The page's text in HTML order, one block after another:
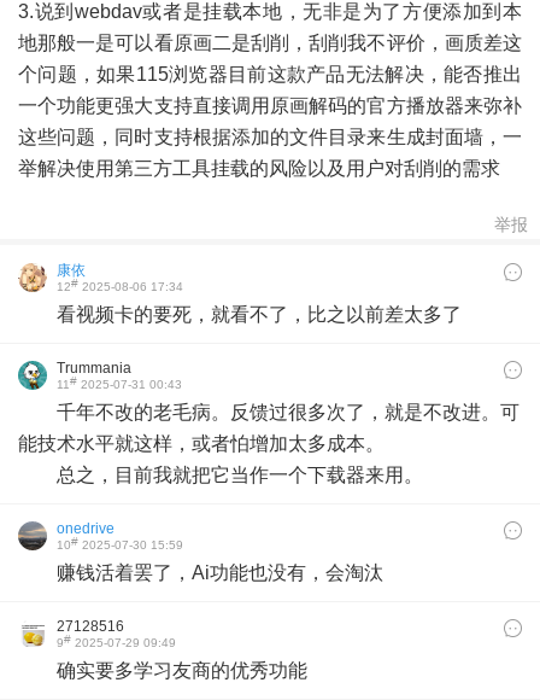
3.说到webdav或者是挂载本地，无非是为了方便添加到本
地那般一是可以看原画二是刮削，刮削我不评价，画质差这
个问题，如果115浏览器目前这款产品无法解决，能否推出
一个功能更强大支持直接调用原画解码的官方播放器来弥补
这些问题，同时支持根据添加的文件目录来生成封面墙，一
举解决使用第三方工具挂载的风险以及用户对刮削的需求
举报
康依
12# 2025-08-06 17:34
看视频卡的要死，就看不了，比之以前差太多了
Trummania
11# 2025-07-31 00:43
千年不改的老毛病。反馈过很多次了，就是不改进。可
能技术水平就这样，或者怕增加太多成本。
总之，目前我就把它当作一个下载器来用。
onedrive
10# 2025-07-30 15:59
赚钱活着罢了，Ai功能也没有，会淘汰
27128516
9# 2025-07-29 09:49
确实要多学习友商的优秀功能